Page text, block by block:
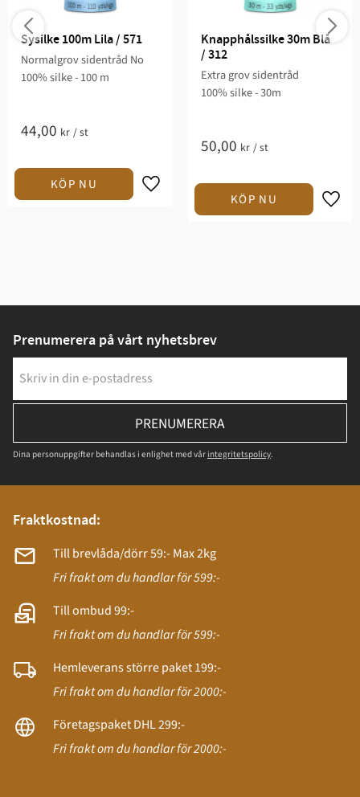
Sysilke 100m Lila / 571
Normalgrov sidentråd No
100% silke - 100 m
44,00 kr /st
Knapphålssilke 30m Blå
/ 312
Extra grov sidentråd
100% silke - 30m
50,00 kr /st
Prenumerera på vårt nyhetsbrev
PRENUMERERA
Dina personuppgifter behandlas i enlighet med vår integritetspolicy.
Fraktkostnad:
Till brevlåda/dörr 59:- Max 2kg
Fri frakt om du handlar för 599:-
Till ombud 99:-
Fri frakt om du handlar för 599:-
Hemleverans större paket 199:-
Fri frakt om du handlar för 2000:-
Företagspaket DHL 299:-
Fri frakt om du handlar för 2000:-